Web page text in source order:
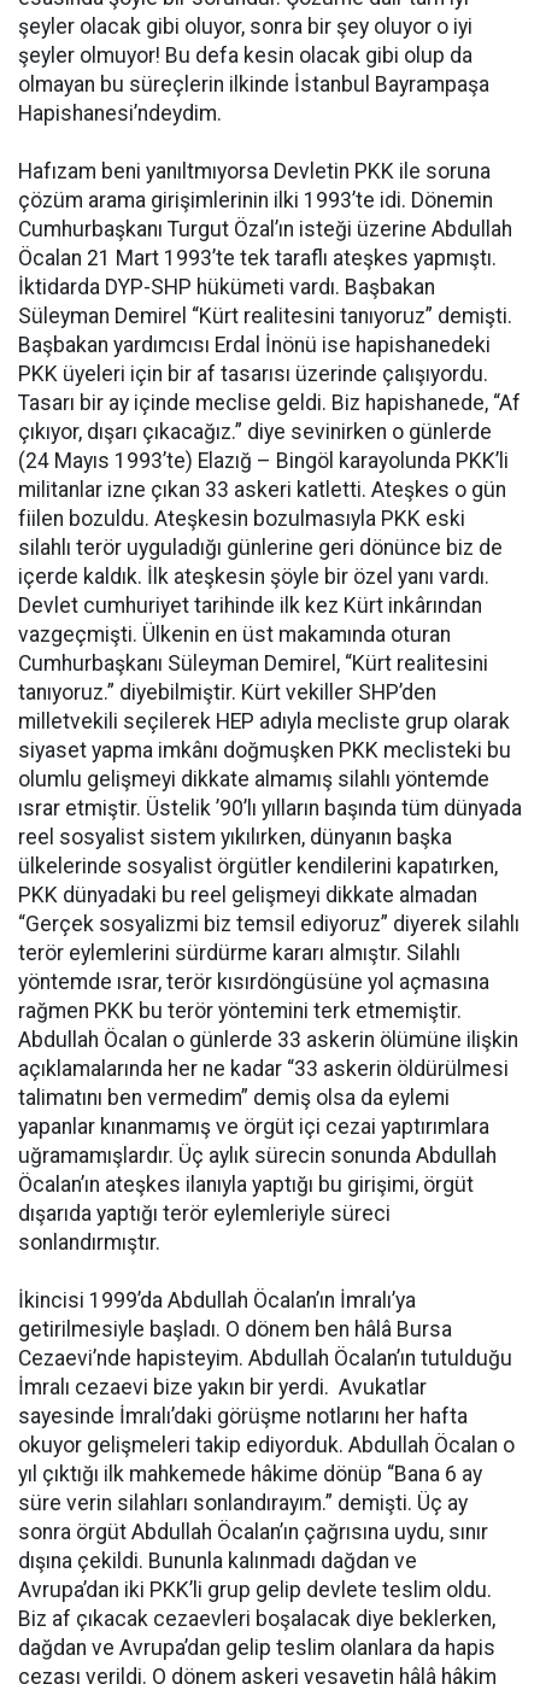
şeyler olacak gibi oluyor, sonra bir şey oluyor o iyi
şeyler olmuyor! Bu defa kesin olacak gibi olup da
olmayan bu süreçlerin ilkinde İstanbul Bayrampaşa
Hapishanesi’ndeydim.
Hafızam beni yanıltmıyorsa Devletin PKK ile soruna
çözüm arama girişimlerinin ilki 1993’te idi. Dönemin
Cumhurbaşkanı Turgut Özal’ın isteği üzerine Abdullah
Öcalan 21 Mart 1993’te tek taraflı ateşkes yapmıştı.
İktidarda DYP-SHP hükümeti vardı. Başbakan
Süleyman Demirel “Kürt realitesini tanıyoruz” demişti.
Başbakan yardımcısı Erdal İnönü ise hapishanedeki
PKK üyeleri için bir af tasarısı üzerinde çalışıyordu.
Tasarı bir ay içinde meclise geldi. Biz hapishanede, “Af
çıkıyor, dışarı çıkacağız.” diye sevinirken o günlerde
(24 Mayıs 1993’te) Elazığ – Bingöl karayolunda PKK’li
militanlar izne çıkan 33 askeri katletti. Ateşkes o gün
fiilen bozuldu. Ateşkesin bozulmasıyla PKK eski
silahlı terör uyguladığı günlerine geri dönünce biz de
içerde kaldık. İlk ateşkesin şöyle bir özel yanı vardı.
Devlet cumhuriyet tarihinde ilk kez Kürt inkârından
vazgeçmişti. Ülkenin en üst makamında oturan
Cumhurbaşkanı Süleyman Demirel, “Kürt realitesini
tanıyoruz.” diyebilmiştir. Kürt vekiller SHP’den
milletvekili seçilerek HEP adıyla mecliste grup olarak
siyaset yapma imkânı doğmuşken PKK meclisteki bu
olumlu gelişmeyi dikkate almamış silahlı yöntemde
ısrar etmiştir. Üstelik ’90’lı yılların başında tüm dünyada
reel sosyalist sistem yıkılırken, dünyanın başka
ülkelerinde sosyalist örgütler kendilerini kapatırken,
PKK dünyadaki bu reel gelişmeyi dikkate almadan
“Gerçek sosyalizmi biz temsil ediyoruz” diyerek silahlı
terör eylemlerini sürdürme kararı almıştır. Silahlı
yöntemde ısrar, terör kısırdöngüsüne yol açmasına
rağmen PKK bu terör yöntemini terk etmemiştir.
Abdullah Öcalan o günlerde 33 askerin ölümüne ilişkin
açıklamalarında her ne kadar “33 askerin öldürülmesi
talimatını ben vermedim” demiş olsa da eylemi
yapanlar kınanmamış ve örgüt içi cezai yaptırımlara
uğramamışlardır. Üç aylık sürecin sonunda Abdullah
Öcalan’ın ateşkes ilanıyla yaptığı bu girişimi, örgüt
dışarıda yaptığı terör eylemleriyle süreci
sonlandırmıştır.
İkincisi 1999’da Abdullah Öcalan’ın İmralı’ya
getirilmesiyle başladı. O dönem ben hâlâ Bursa
Cezaevi’nde hapisteyim. Abdullah Öcalan’ın tutulduğu
İmralı cezaevi bize yakın bir yerdi. Avukatlar
sayesinde İmralı’daki görüşme notlarını her hafta
okuyor gelişmeleri takip ediyorduk. Abdullah Öcalan o
yıl çıktığı ilk mahkemede hâkime dönüp “Bana 6 ay
süre verin silahları sonlandırayım.” demişti. Üç ay
sonra örgüt Abdullah Öcalan’ın çağrısına uydu, sınır
dışına çekildi. Bununla kalınmadı dağdan ve
Avrupa’dan iki PKK’li grup gelip devlete teslim oldu.
Biz af çıkacak cezaevleri boşalacak diye beklerken,
dağdan ve Avrupa’dan gelip teslim olanlara da hapis
cezası verildi. O dönem askeri vesayetin hâlâ hâkim